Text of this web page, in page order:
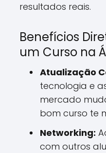
resultados reais.
Benefícios
um Curso na
Atualização
tecnologia e
mercado
bom curso te
Networking:
com outros